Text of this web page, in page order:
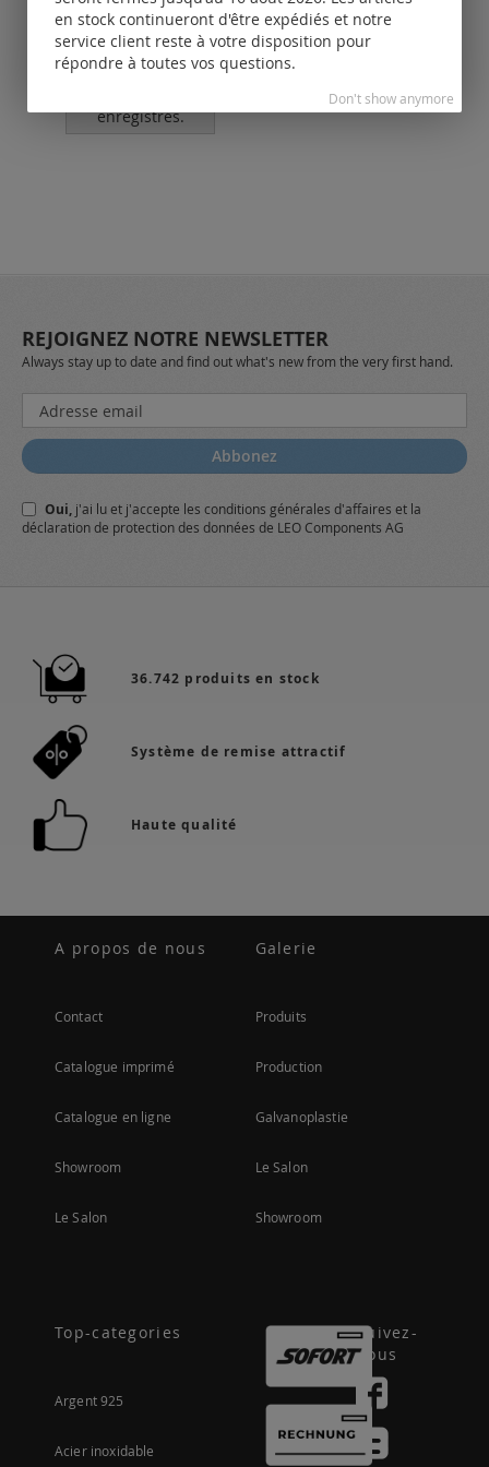
Tarifs
disponibles
enregistrés.
REJOIGNEZ NOTRE NEWSLETTER
Always stay up to date and find out what's new from the very first hand.
Inscription
à
notre
lettre
:
Abbonez
Oui, j'ai lu et j'accepte les conditions générales d'affaires et la
déclaration de protection des données de LEO Components AG
36.742 produits en stock
Système de remise attractif
Haute qualité
A propos de nous
Contact
Catalogue imprimé
Catalogue en ligne
Showroom
Le Salon
Galerie
Produits
Production
Galvanoplastie
Le Salon
Showroom
Top-categories
Argent 925
Acier inoxidable
Suivez-
nous
en stock continueront d'être expédiés et notre
service client reste à votre disposition pour
répondre à toutes vos questions.
Don't show anymore